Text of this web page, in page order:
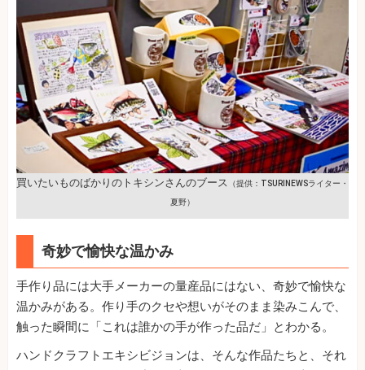
買いたいものばかりのトキシンさんのブース （提供：TSURINEWSライター・
夏野）
奇妙で愉快な温かみ
手作り品には大手メーカーの量産品にはない、奇妙で愉快な
温かみがある。作り手のクセや想いがそのまま染みこんで、
触った瞬間に「これは誰かの手が作った品だ」とわかる。
ハンドクラフトエキシビジョンは、そんな作品たちと、それ